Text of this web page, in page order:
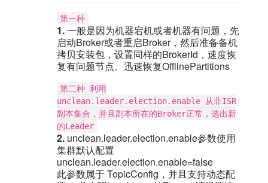
第一种
1.一般是因为机器宕机或者机器有问题，先
启动Broker或者重启Broker，然后准备备机
拷贝安装包，设置同样的BrokerId，速度恢
复有问题节点。迅速恢复OfflinePartitions
第二种 利用
unclean.leader.election.enable 从非ISR
副本集合，并且副本所在的Broker正常，选出新
的Leader
2.unclean.leader.election.enable参数使用
集群默认配置
unclean.leader.election.enable=false
此参数属于 TopicConfig，并且支持动态配